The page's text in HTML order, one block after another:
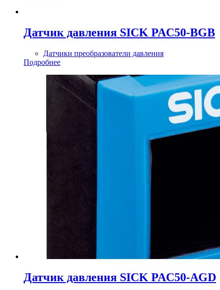
Датчик давления SICK PAC50-BGB
Датчики преобразователи давления
Подробнее
Датчик давления SICK PAC50-AGD